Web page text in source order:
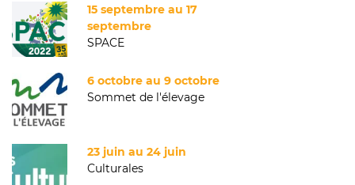
15 septembre au 17
septembre
SPACE
6 octobre au 9 octobre
Sommet de l'élevage
23 juin au 24 juin
Culturales